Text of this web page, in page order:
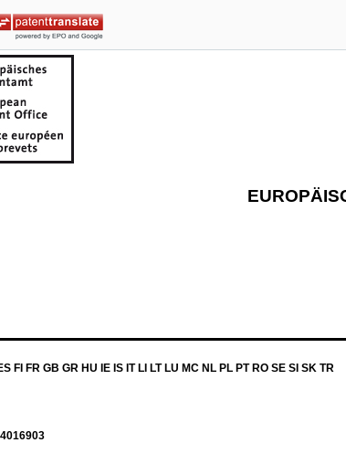
FI FR GB GR HU IE IS IT LI LT LU MC NL PL PT RO SE SI SK TR